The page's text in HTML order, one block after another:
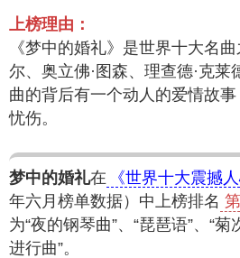
上榜理由：
《梦中的婚礼》是世界十大名
尔、奥立佛·图森、理查德·克
曲的背后有一个动人的爱情故
忧伤。
梦中的婚礼在 《世界十大震撼
年六月榜单数据）中上榜排名
为“夜的钢琴曲”、“琵琶语”、“
进行曲”。